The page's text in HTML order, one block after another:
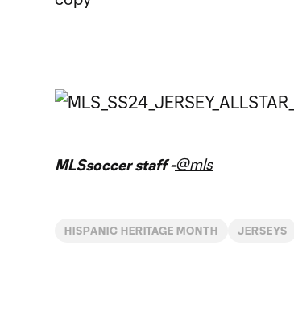
MLSsoccer staff -@mls
HISPANIC HERITAGE MONTH JERSEYS